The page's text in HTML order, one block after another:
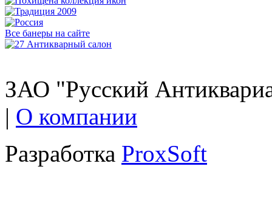
Все банеры на сайте
ЗАО "Русский
| О компании
Разработка ProxSoft